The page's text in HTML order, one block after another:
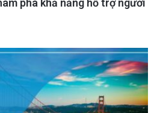
phá khả năng hỗ trợ người